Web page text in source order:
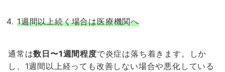
1週間以上続く場合は医療機関へ
通常は数日〜1週間程度で炎症は落ち着きます。しか
し、1週間以上経っても改善しない場合や悪化している